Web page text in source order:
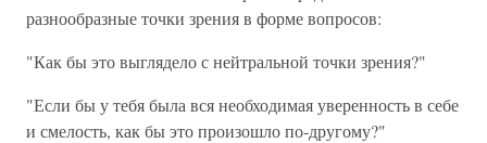
разнообразные точки зрения в форме вопросов:
"Как бы это выглядело с нейтральной точки зрения?"
"Если бы у тебя была вся необходимая уверенность в себе
и смелость, как бы это произошло по-другому?"